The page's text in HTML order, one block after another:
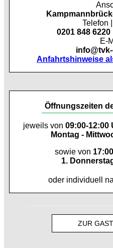
Telefon
0201 848 6220
E-
Anfahrtshinweise
Öffnungszeiten
jeweils von 09:00-12:00
Montag -
sowie von
1.
oder individuell
ZUR